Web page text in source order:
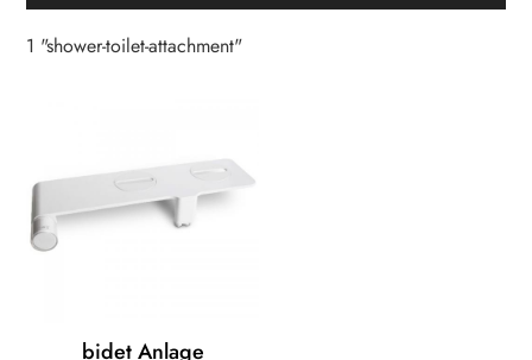
1 "shower-toilet-attachment"
bidet Anlage